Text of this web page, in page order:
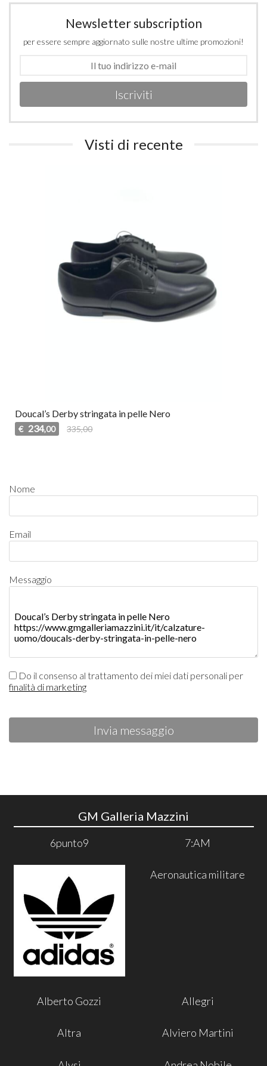
Newsletter subscription
per essere sempre aggiornato sulle nostre ultime promozioni!
Iscriviti
Visti di recente
Doucal’s Derby stringata in pelle Nero
€ 234,00 335,00
Nome
Email
Messaggio
Do il consenso al trattamento dei miei dati personali per
finalità di marketing
Invia messaggio
GM Galleria Mazzini
6punto9 7:AM
Aeronautica militare
Alberto Gozzi Allegri
Altra Alviero Martini